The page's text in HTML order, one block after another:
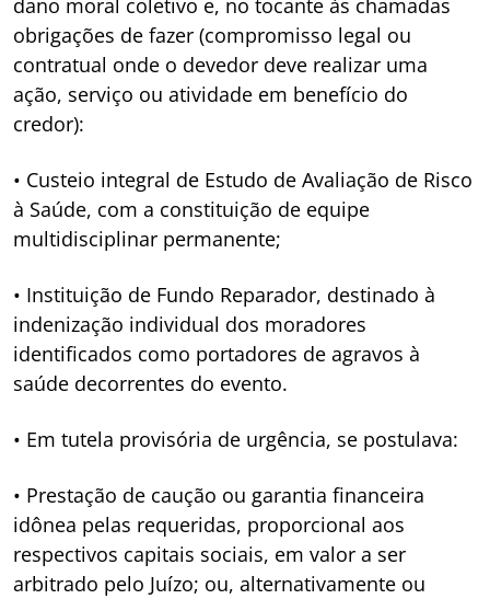
dano moral coletivo e, no tocante às chamadas
obrigações de fazer (compromisso legal ou
contratual onde o devedor deve realizar uma
ação, serviço ou atividade em benefício do
credor):
• Custeio integral de Estudo de Avaliação de Risco
à Saúde, com a constituição de equipe
multidisciplinar permanente;
• Instituição de Fundo Reparador, destinado à
indenização individual dos moradores
identificados como portadores de agravos à
saúde decorrentes do evento.
• Em tutela provisória de urgência, se postulava:
• Prestação de caução ou garantia financeira
idônea pelas requeridas, proporcional aos
respectivos capitais sociais, em valor a ser
arbitrado pelo Juízo; ou, alternativamente ou